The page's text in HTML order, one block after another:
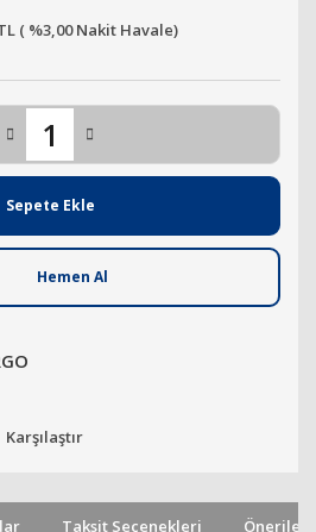
( %3,00 Nakit Havale)
Sepete Ekle
Hemen Al
Karşılaştır
Taksit Seçenekleri